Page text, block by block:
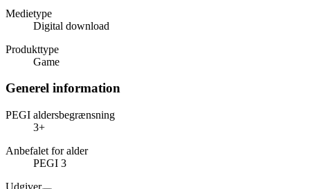
Medietype
Digital download
Produkttype
Game
Generel information
PEGI aldersbegrænsning
3+
Anbefalet for alder
PEGI 3
Udgiver